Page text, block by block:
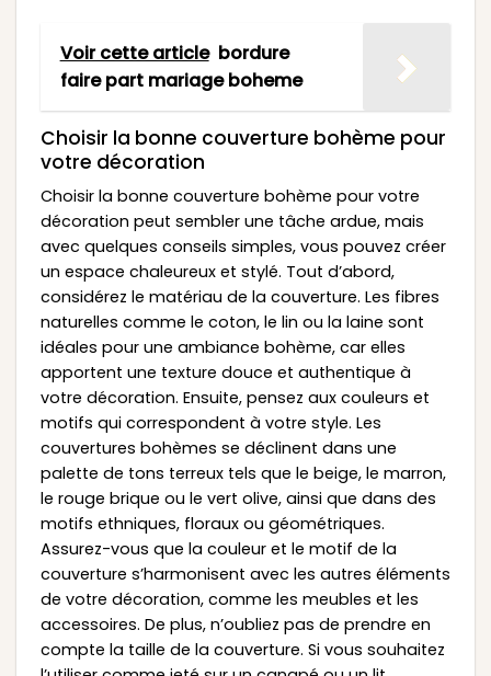
Voir cette article bordure
faire part mariage boheme
Choisir la bonne couverture bohème pour
votre décoration
Choisir la bonne couverture bohème pour votre
décoration peut sembler une tâche ardue, mais
avec quelques conseils simples, vous pouvez créer
un espace chaleureux et stylé. Tout d’abord,
considérez le matériau de la couverture. Les fibres
naturelles comme le coton, le lin ou la laine sont
idéales pour une ambiance bohème, car elles
apportent une texture douce et authentique à
votre décoration. Ensuite, pensez aux couleurs et
motifs qui correspondent à votre style. Les
couvertures bohèmes se déclinent dans une
palette de tons terreux tels que le beige, le marron,
le rouge brique ou le vert olive, ainsi que dans des
motifs ethniques, floraux ou géométriques.
Assurez-vous que la couleur et le motif de la
couverture s’harmonisent avec les autres éléments
de votre décoration, comme les meubles et les
accessoires. De plus, n’oubliez pas de prendre en
compte la taille de la couverture. Si vous souhaitez